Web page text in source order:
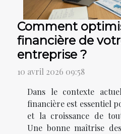
Comment
financière de
entreprise ?
10 avril 2026 09:58
Dans le contexte
financière est essentiel
et la croissance de
Une bonne maîtrise